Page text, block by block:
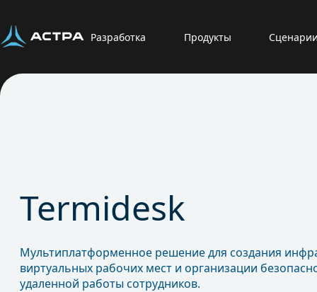
Разработка Продукты
Termidesk
Мультиплатформенное решение для создания
виртуальных рабочих мест и организации
удаленной работы сотрудников.